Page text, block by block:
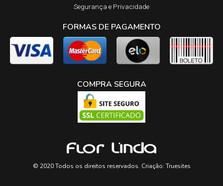
Segurança e Privacidade
FORMAS DE PAGAMENTO
COMPRA SEGURA
© 2020 Todos os direitos reservados. Criação: Truesites